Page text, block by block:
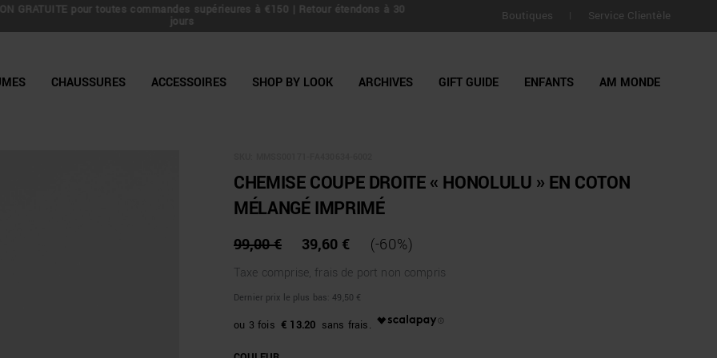
GRATUITE pour toutes commandes supérieures à €150 | Retour étendons à 30
jours
Boutiques Service Clientèle
Shop
CHAUSSURES ACCESSOIRES SHOP BY LOOK ARCHIVES GIFT GUIDE ENFANTS AM MONDE
CHEMISE COUPE DROITE « HONOLULU » EN COTON
MÉLANGÉ IMPRIMÉ
99,00 € 39,60 € (-60%)
Taxe comprise, frais de port non compris
Dernier prix le plus bas: 49,50 €
€ 13.20